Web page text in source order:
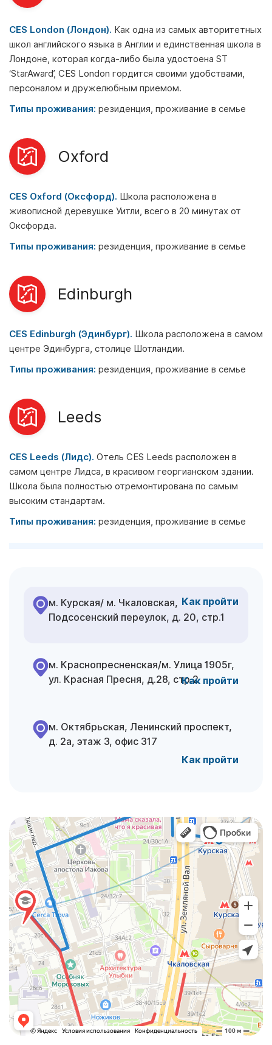
CES London (Лондон). Как одна из самых авторитетных
школ английского языка в Англии и единственная школа в
Лондоне, которая когда-либо была удостоена ST
‘StarAward’, CES London гордится своими удобствами,
персоналом и дружелюбным приемом.
Типы проживания: резиденция, проживание в семье
Oxford
CES Oxford (Оксфорд). Школа расположена в
живописной деревушке Уитли, всего в 20 минутах от
Оксфорда.
Типы проживания: резиденция, проживание в семье
Edinburgh
CES Edinburgh (Эдинбург). Школа расположена в самом
центре Эдинбурга, столице Шотландии.
Типы проживания: резиденция, проживание в семье
Leeds
CES Leeds (Лидc). Отель CES Leeds расположен в
самом центре Лидса, в красивом георгианском здании.
Школа была полностью отремонтирована по самым
высоким стандартам.
Типы проживания: резиденция, проживание в семье
м. Курская/ м. Чкаловская,
Подсосенский переулок, д. 20, стр.1
Как пройти
м. Краснопресненская/м. Улица 1905г,
ул. Красная Пресня, д.28, стр.2Как пройти
м. Октябрьская, Ленинский проспект,
д. 2а, этаж 3, офис 317
Как пройти